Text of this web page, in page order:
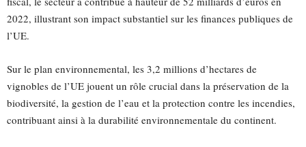
2022, illustrant son impact substantiel sur les finances publiques de
l’UE.
Sur le plan environnemental, les 3,2 millions d’hectares de
vignobles de l’UE jouent un rôle crucial dans la préservation de la
biodiversité, la gestion de l’eau et la protection contre les incendies,
contribuant ainsi à la durabilité environnementale du continent.